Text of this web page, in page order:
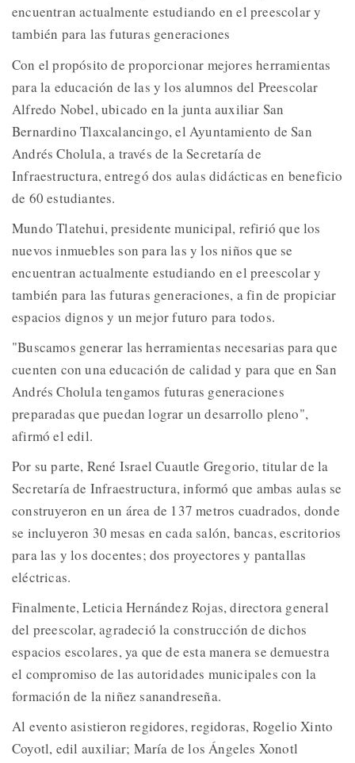
encuentran actualmente estudiando en el preescolar y
también para las futuras generaciones
Con el propósito de proporcionar mejores herramientas
para la educación de las y los alumnos del Preescolar
Alfredo Nobel, ubicado en la junta auxiliar San
Bernardino Tlaxcalancingo, el Ayuntamiento de San
Andrés Cholula, a través de la Secretaría de
Infraestructura, entregó dos aulas didácticas en beneficio
de 60 estudiantes.
Mundo Tlatehui, presidente municipal, refirió que los
nuevos inmuebles son para las y los niños que se
encuentran actualmente estudiando en el preescolar y
también para las futuras generaciones, a fin de propiciar
espacios dignos y un mejor futuro para todos.
"Buscamos generar las herramientas necesarias para que
cuenten con una educación de calidad y para que en San
Andrés Cholula tengamos futuras generaciones
preparadas que puedan lograr un desarrollo pleno",
afirmó el edil.
Por su parte, René Israel Cuautle Gregorio, titular de la
Secretaría de Infraestructura, informó que ambas aulas se
construyeron en un área de 137 metros cuadrados, donde
se incluyeron 30 mesas en cada salón, bancas, escritorios
para las y los docentes; dos proyectores y pantallas
eléctricas.
Finalmente, Leticia Hernández Rojas, directora general
del preescolar, agradeció la construcción de dichos
espacios escolares, ya que de esta manera se demuestra
el compromiso de las autoridades municipales con la
formación de la niñez sanandreseña.
Al evento asistieron regidores, regidoras, Rogelio Xinto
Coyotl, edil auxiliar; María de los Ángeles Xonotl